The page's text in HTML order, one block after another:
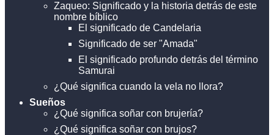
Zaqueo: Significado y la historia detrás de este
nombre bíblico
El significado de Candelaria
Significado de ser "Amada"
El significado profundo detrás del término
Samurai
¿Qué significa cuando la vela no llora?
Sueños
¿Qué significa soñar con brujería?
¿Qué significa soñar con brujos?